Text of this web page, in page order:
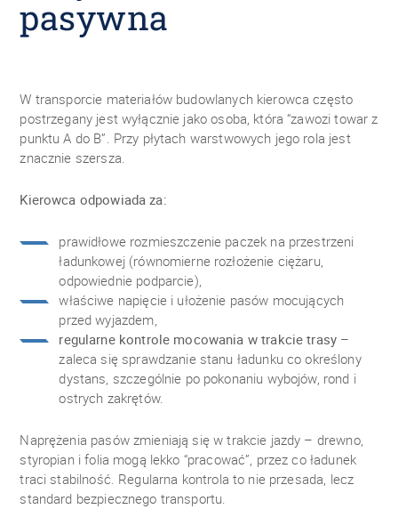
pasywna
W transporcie materiałów budowlanych kierowca często
postrzegany jest wyłącznie jako osoba, która “zawozi towar z
punktu A do B”. Przy płytach warstwowych jego rola jest
znacznie szersza.
Kierowca odpowiada za:
prawidłowe rozmieszczenie paczek na przestrzeni
ładunkowej (równomierne rozłożenie ciężaru,
odpowiednie podparcie),
właściwe napięcie i ułożenie pasów mocujących
przed wyjazdem,
regularne kontrole mocowania w trakcie trasy –
zaleca się sprawdzanie stanu ładunku co określony
dystans, szczególnie po pokonaniu wybojów, rond i
ostrych zakrętów.
Naprężenia pasów zmieniają się w trakcie jazdy – drewno,
styropian i folia mogą lekko “pracować”, przez co ładunek
traci stabilność. Regularna kontrola to nie przesada, lecz
standard bezpiecznego transportu.